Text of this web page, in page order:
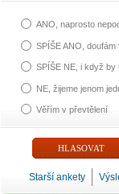
ANO, naprosto
SPÍŠE ANO, doufám
SPÍŠE NE, i když by
NE, žijeme jenom
Věřím v převtělení
Starší ankety